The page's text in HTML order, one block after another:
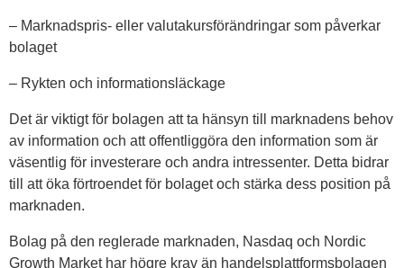
– Marknadspris- eller valutakursförändringar som påverkar
bolaget
– Rykten och informationsläckage
Det är viktigt för bolagen att ta hänsyn till marknadens behov
av information och att offentliggöra den information som är
väsentlig för investerare och andra intressenter. Detta bidrar
till att öka förtroendet för bolaget och stärka dess position på
marknaden.
Bolag på den reglerade marknaden, Nasdaq och Nordic
Growth Market har högre krav än handelsplattformsbolagen